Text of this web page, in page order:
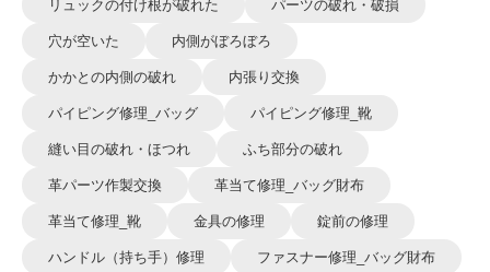
リュックの付け根が破れた パーツの破れ・破損
穴が空いた 内側がぼろぼろ
かかとの内側の破れ 内張り交換
パイピング修理_バッグ パイピング修理_靴
縫い目の破れ・ほつれ ふち部分の破れ
革パーツ作製交換 革当て修理_バッグ財布
革当て修理_靴 金具の修理 錠前の修理
ハンドル（持ち手）修理 ファスナー修理_バッグ財布